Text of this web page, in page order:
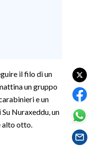
il filo di un
un gruppo
e un
Nuraxeddu, un
otto.